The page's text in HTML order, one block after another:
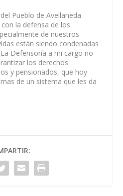
Pueblo de Avellaneda
la defensa de los
de nuestros
están siendo condenadas
Defensoría a mi cargo no
los derechos
y pensionados, que hoy
de un sistema que les da